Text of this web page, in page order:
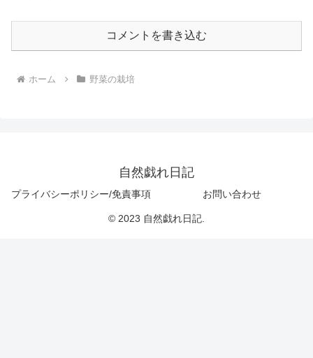
コメントを書き込む
ホーム 野菜の栽培
自然戯れ日記
プライバシーポリシー/免責事項 お問い合わせ
© 2023 自然戯れ日記.